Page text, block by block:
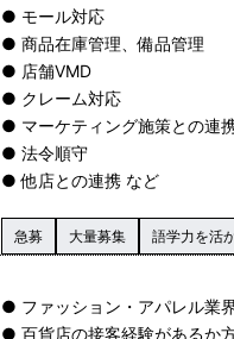
● モール対応
● 商品在庫管理、備品管理
● 店舗VMD
● クレーム対応
● マーケティング施策との連
● 法令順守
● 他店との連携 など
急募 大量募集 語学力を活
● ファッション・アパレル業
● 百貨店の接客経験があるか